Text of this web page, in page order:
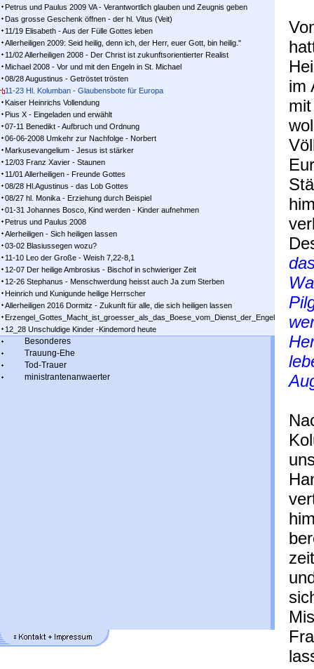
Petrus und Paulus 2009 VA - Verantwortlich glauben und Zeugnis geben
Das grosse Geschenk öffnen - der hl. Vitus (Veit)
11/19 Elisabeth - Aus der Fülle Gottes leben
Allerheiligen 2009: Seid heilig, denn ich, der Herr, euer Gott, bin heilig."
11/02 Allerheiligen 2008 - Der Christ ist zukunftsorientierter Realist
Michael 2008 - Vor und mit den Engeln in St. Michael
08/28 Augustinus - Getröstet trösten
11-23 Hl. Kolumban - Glaubensbote für Europa
Kaiser Heinrichs Vollendung
Pius X - Eingeladen und erwählt
07-11 Benedikt - Aufbruch und Ordnung
06-06-2008 Umkehr zur Nachfolge - Norbert
Markusevangelium - Jesus ist stärker
12/03 Franz Xavier - Staunen
11/01 Allerheiligen - Freunde Gottes
08/28 Hl.Agustinus - das Lob Gottes
08/27 hl. Monika - Erziehung durch Beispiel
01-31 Johannes Bosco, Kind werden - Kinder aufnehmen
Petrus und Paulus 2008
Alerheiligen - Sich heiligen lassen
03-02 Blasiussegen wozu?
11-10 Leo der Große - Weish 7,22-8,1
12-07 Der heilige Ambrosius - Bischof in schwieriger Zeit
12-26 Stephanus - Menschwerdung heisst auch Ja zum Sterben
Heinrich und Kunigunde heilige Herrscher
Allerheiligen 2016 Dormitz - Zukunft für alle, die sich heiligen lassen
Erzengel_Gottes_Macht_ist_groesser_als_das_Boese_vom_Dienst_der_Engel
12_28 Unschuldige Kinder -Kindemord heute
Besonderes
Trauung-Ehe
Tod-Trauer
ministrantenanwaerter
im